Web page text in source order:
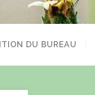
DU BUREAU